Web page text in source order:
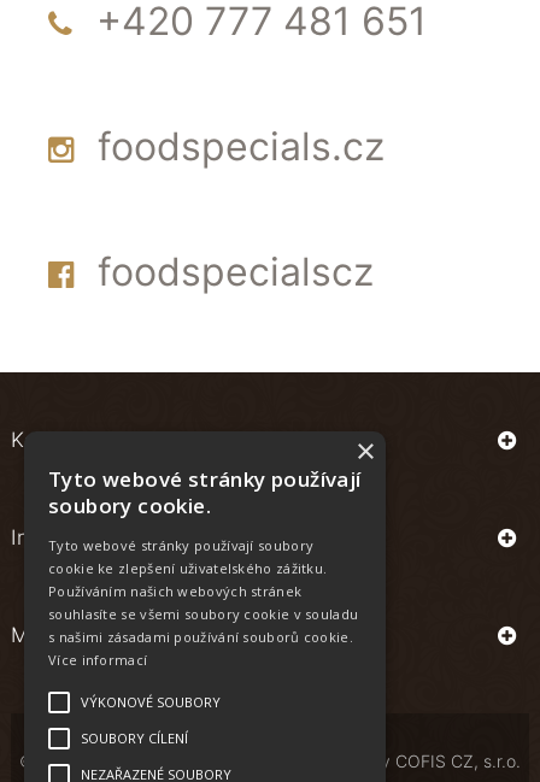
+420 777 481 651
foodspecials.cz
foodspecialscz
Kontakt
Informace
Můj účet
© Copyright | All Rights Reserved | Powered by COFIS CZ, s.r.o.
×
Tyto webové stránky používají
soubory cookie.
Tyto webové stránky používají soubory
cookie ke zlepšení uživatelského zážitku.
Používáním našich webových stránek
souhlasíte se všemi soubory cookie v souladu
s našimi zásadami používání souborů cookie.
Více informací
VÝKONOVÉ SOUBORY
SOUBORY CÍLENÍ
NEZAŘAZENÉ SOUBORY